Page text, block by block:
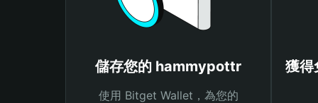
儲存您的 hammypottr
使用 Bitget Wallet，為您的
獲